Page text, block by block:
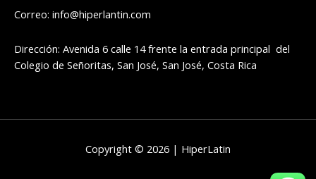
Correo: info@hiperlantin.com
Dirección: Avenida 6 calle 14 frente la entrada principal del
Colegio de Señoritas, San José, San José, Costa Rica
Copyright © 2026 | HiperLatin